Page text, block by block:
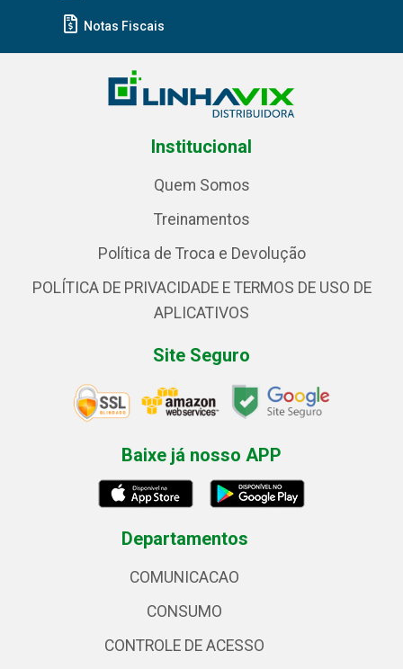
Notas Fiscais
Institucional
Quem Somos
Treinamentos
Política de Troca e Devolução
POLÍTICA DE PRIVACIDADE E TERMOS DE USO DE
APLICATIVOS
Site Seguro
Baixe já nosso APP
Departamentos
COMUNICACAO
CONSUMO
CONTROLE DE ACESSO